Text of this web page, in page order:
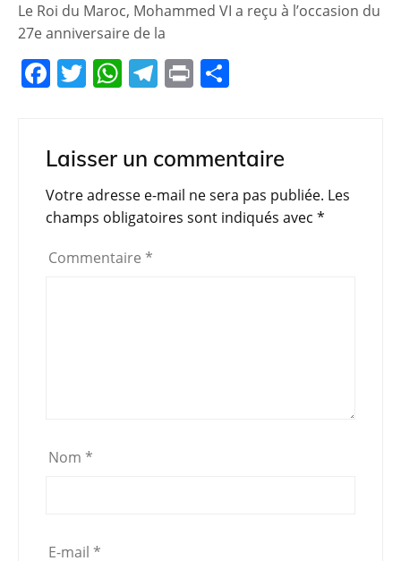
Le Roi du Maroc, Mohammed VI a reçu à l’occasion du
27e anniversaire de la
F
e
b
o
o
k
T
er
W
s
A
p
p
T
gr
a
m
Pr
g
er
Laisser un commentaire
Votre adresse e-mail ne sera pas publiée. Les
champs obligatoires sont indiqués avec *
Commentaire *
Nom *
E-mail *